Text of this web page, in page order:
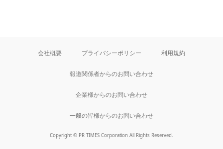
会社概要 プライバシーポリシー 利用規約
報道関係者からのお問い合わせ
企業様からのお問い合わせ
一般の皆様からのお問い合わせ
Copyright © PR TIMES Corporation All Rights Reserved.